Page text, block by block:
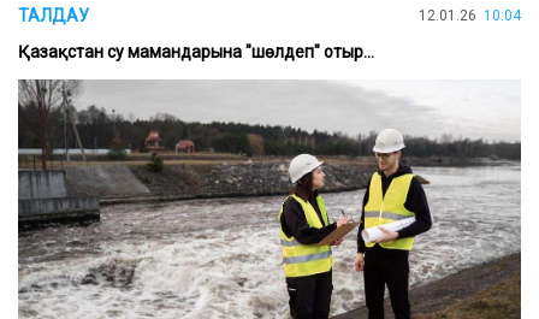
ТАЛДАУ 12.01.26 10:04
Қазақстан су мамандарына "шөлдеп" отыр...